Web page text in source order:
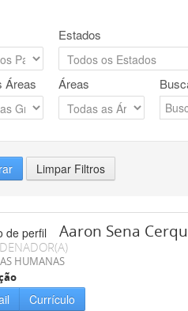
Estados
Áreas Áreas
Limpar Filtros
Aaron Sena
HUMANAS
Currículo